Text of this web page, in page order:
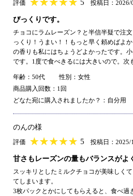
評価 5 投稿日：2026/
びっくりです。
チョコにラムレーズン？と半信半疑で注
っくり！うまい！！もっと早く頼めばよ
の香りも私にはちょうどよかったです。
です。1度で食べきるには大きいので。次
年齢：50代
性別：女性
商品購入回数：1回
どなた宛に購入されましたか？：自分用
のんの様
評価 ★★★★★
★★★★★ 5 投稿日：2025/
甘さもレーズンの量もバランスがよ
スッキリとしたミルクチョコが美味しく
てしまいます。
3枚パックとかにしてもらえると、食べ過